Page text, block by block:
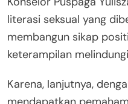
literasi seksual yang
membangun sikap
keterampilan
Karena, lanjutnya,